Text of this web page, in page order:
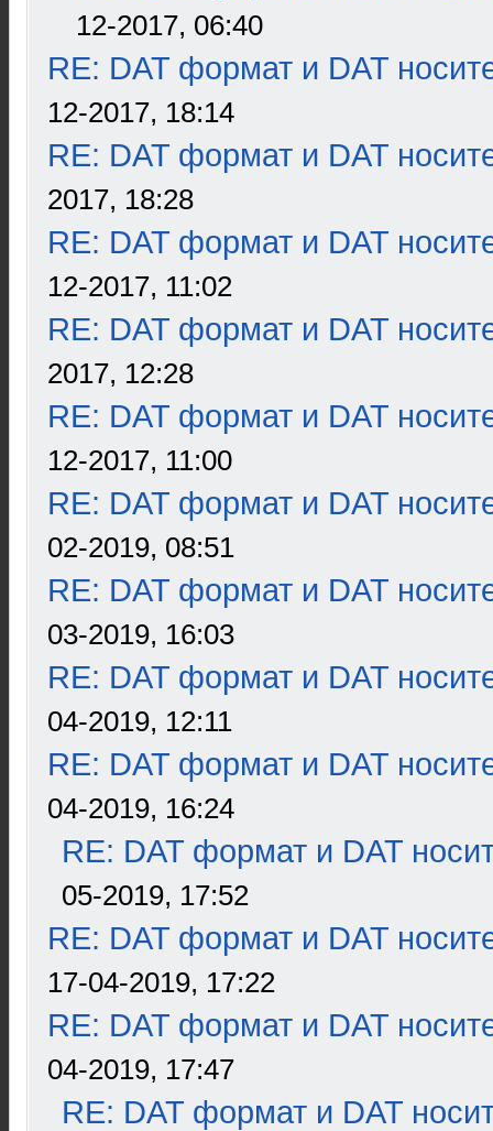
12-2017, 06:40
RE: DAT формат и DAT
12-2017, 18:14
RE: DAT формат и DAT
2017, 18:28
RE: DAT формат и DAT
12-2017, 11:02
RE: DAT формат и DAT
2017, 12:28
RE: DAT формат и DAT
12-2017, 11:00
RE: DAT формат и DAT
02-2019, 08:51
RE: DAT формат и DAT
03-2019, 16:03
RE: DAT формат и DAT
04-2019, 12:11
RE: DAT формат и DAT
04-2019, 16:24
RE: DAT формат и DAT
05-2019, 17:52
RE: DAT формат и DAT
17-04-2019, 17:22
RE: DAT формат и DAT
04-2019, 17:47
RE: DAT формат и DAT